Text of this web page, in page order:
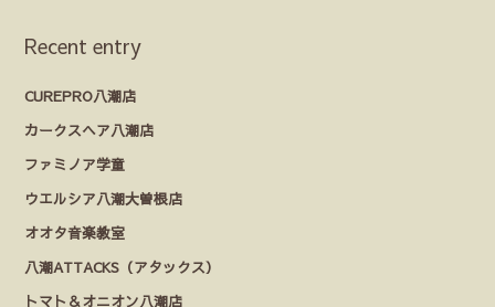
Recent entry
CUREPRO八潮店
カークスヘア八潮店
ファミノア学童
ウエルシア八潮大曽根店
オオタ音楽教室
八潮ATTACKS（アタックス）
トマト＆オニオン八潮店